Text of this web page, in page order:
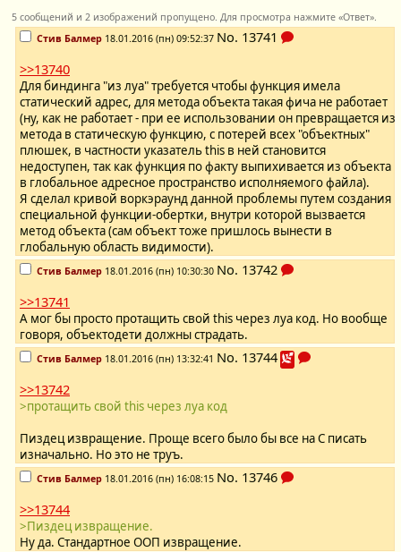
5 сообщений и 2 изображений пропущено. Для просмотра нажмите «Ответ».
Стив Балмер 18.01.2016 (пн) 09:52:37 No. 13741
>>13740
Для биндинга "из луа" требуется чтобы функция имела
статический адрес, для метода объекта такая фича не работает
(ну, как не работает - при ее использовании он превращается из
метода в статическую функцию, с потерей всех "объектных"
плюшек, в частности указатель this в ней становится
недоступен, так как функция по факту выпихивается из объекта
в глобальное адресное пространство исполняемого файла).
Я сделал кривой воркэраунд данной проблемы путем создания
специальной функции-обертки, внутри которой вызвается
метод объекта (сам объект тоже пришлось вынести в
глобальную область видимости).
Стив Балмер 18.01.2016 (пн) 10:30:30 No. 13742
>>13741
А мог бы просто протащить свой this через луа код. Но вообще
говоря, объектодети должны страдать.
Стив Балмер 18.01.2016 (пн) 13:32:41 No. 13744
>>13742
>протащить свой this через луа код
Пиздец извращение. Проще всего было бы все на С писать
изначально. Но это не труъ.
Стив Балмер 18.01.2016 (пн) 16:08:15 No. 13746
>>13744
>Пиздец извращение.
Ну да. Стандартное ООП извращение.